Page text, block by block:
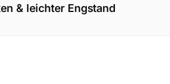
& leichter Engstand